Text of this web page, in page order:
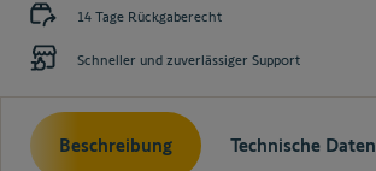
14 Tage Rückgaberecht
Schneller und zuverlässiger Support
Beschreibung Technische Daten